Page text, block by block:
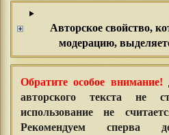
Авторское свойство,
модерацию,
Обратите особое внимание!
авторского текста не
использованиене
Рекомендуем сперва